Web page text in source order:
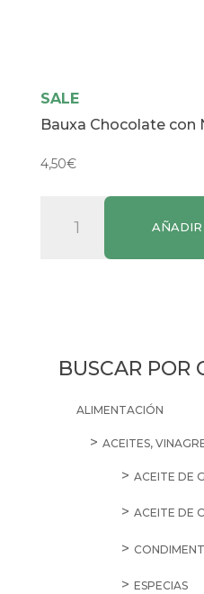
SALE
Bauxa Chocolate con
4,50€
Chocolate
BUSCAR POR
ALIMENTACIÓN
ACEITES,
ACEITE DE
ACEITE DE
ESPECIAS